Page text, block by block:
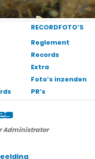
RECORDFOTO’S
Reglement
Records
Extra
Foto’s inzenden
PR’s
Administrator